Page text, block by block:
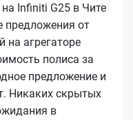
Infiniti G25 в Чите
предложения от
на агрегаторе
полиса за
предложение и
Никаких скрытых
в